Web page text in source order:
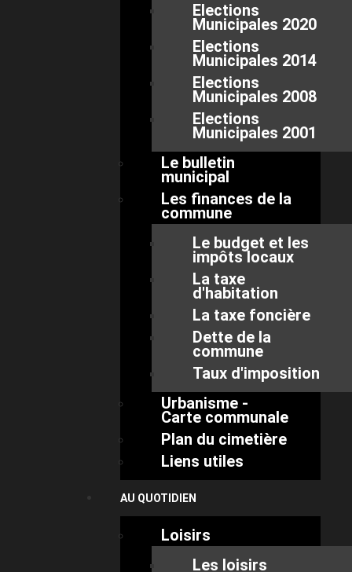
Elections
Municipales 2020
Elections
Municipales 2014
Elections
Municipales 2008
Elections
Municipales 2001
Le bulletin
municipal
Les finances de la
commune
Le budget et les
impôts locaux
La taxe
d'habitation
La taxe foncière
Dette de la
commune
Taux d'imposition
Urbanisme -
Carte communale
Plan du cimetière
Liens utiles
AU QUOTIDIEN
Loisirs
Les loisirs